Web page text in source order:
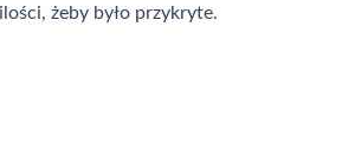
żeby było przykryte.